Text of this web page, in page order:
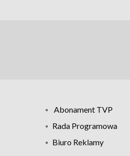
Abonament TVP
Rada Programowa
Biuro Reklamy